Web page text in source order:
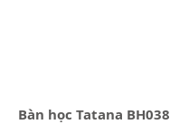
Bàn học Tatana BH038